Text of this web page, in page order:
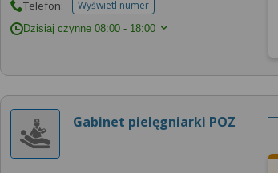
Telefon:
Wyświetl numertelefonu do placowki
Dzisiaj czynne 08:00 - 18:00
Gabinet pielęgniarki POZ